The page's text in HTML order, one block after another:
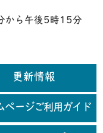
から午後5時15分
更新情報
ページご利用ガイド